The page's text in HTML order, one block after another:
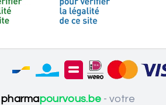
pharmapourvous.be - votre